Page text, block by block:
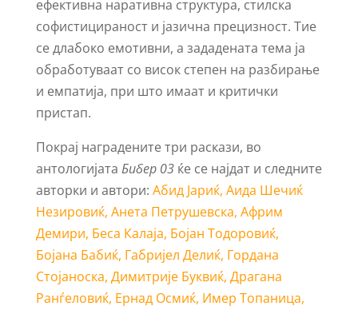
ефективна наративна структура, стилска
софистицираност и јазична прецизност. Тие
се длабоко емотивни, а зададената тема ја
обработуваат со висок степен на разбирање
и емпатија, при што имаат и критички
пристап.
Покрај наградените три раскази, во
антологијата Бибер 03ќе се најдат и следните
авторки и автори: Абид Јариќ, Аида Шечиќ
Незировиќ, Анета Петрушевска, Африм
Демири, Беса Калаја, Бојан Тодоровиќ,
Бојана Бабиќ, Габријел Делиќ, Гордана
Стојаноска, Димитрије Буквиќ, Драгана
Ранѓеловиќ, Ернад Осмиќ, Имер Топаница,